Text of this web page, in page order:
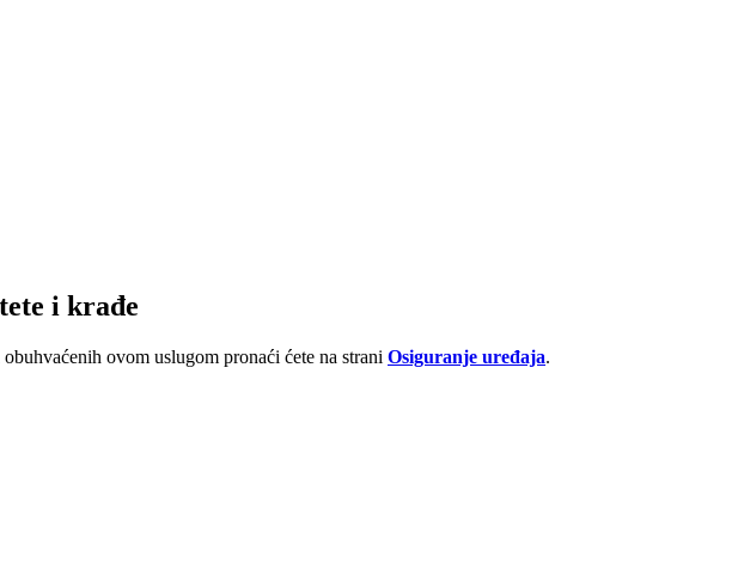
i krađe
ovom uslugom pronaći ćete na strani Osiguranje uređaja.